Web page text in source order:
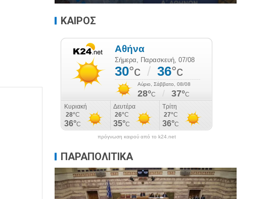
ΚΑΙΡΟΣ
πρόγνωση καιρού από το k24.net
ΠΑΡΑΠΟΛΙΤΙΚΑ